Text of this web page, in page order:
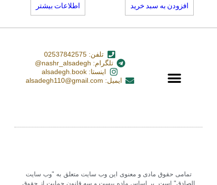
افزودن به سبد خرید اطلاعات بیشتر
تلفن: 02537842575
تلگرام: nashr_alsadegh@
اینستا: alsadegh.book
ایمیل: alsadegh110@gmail.com
تمامی حقوق مادی و معنوی این وب سایت متعلق به "وب سایت
الصادق" است. بر اساس ماده بیست و سه قانون حمایت از حقوق